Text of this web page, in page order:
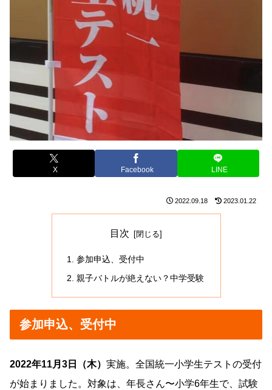
X Facebook LINE
2022.09.18 2023.01.22
目次
参加申込、受付中
親子バトルが絶えない？中学受験
参加申込、受付中
2022年11月3日（木） 実施。全国統一小学生テストの受付
が始まりました。対象は、年長さん〜小学6年生で、試験